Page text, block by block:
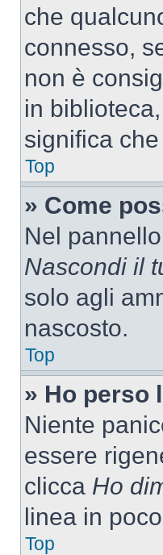
che
connesso,
non è
in
significa
Top
» Come
Nel
Nascondi il
solo agli
nascosto.
Top
» Ho perso
Niente
essere
clicca Ho
linea in
Top